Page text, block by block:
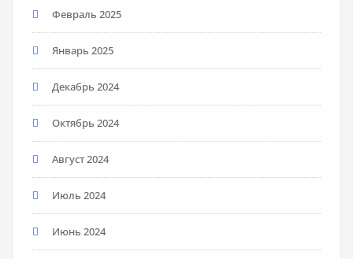
Февраль 2025
Январь 2025
Декабрь 2024
Октябрь 2024
Август 2024
Июль 2024
Июнь 2024